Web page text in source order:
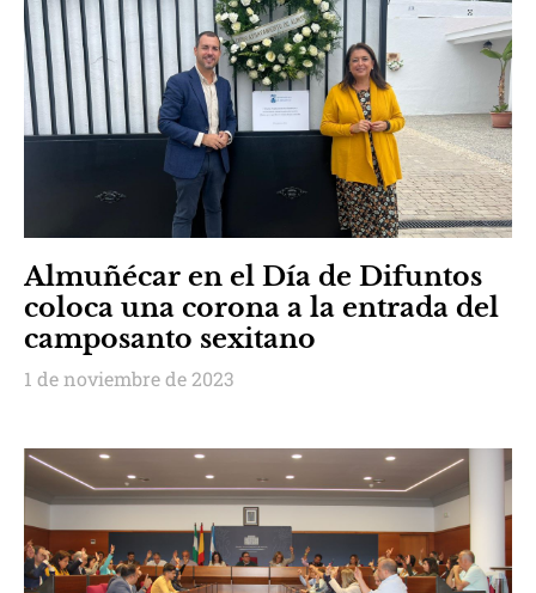
Almuñécar en el Día de Difuntos
coloca una corona a la entrada del
camposanto sexitano
1 de noviembre de 2023